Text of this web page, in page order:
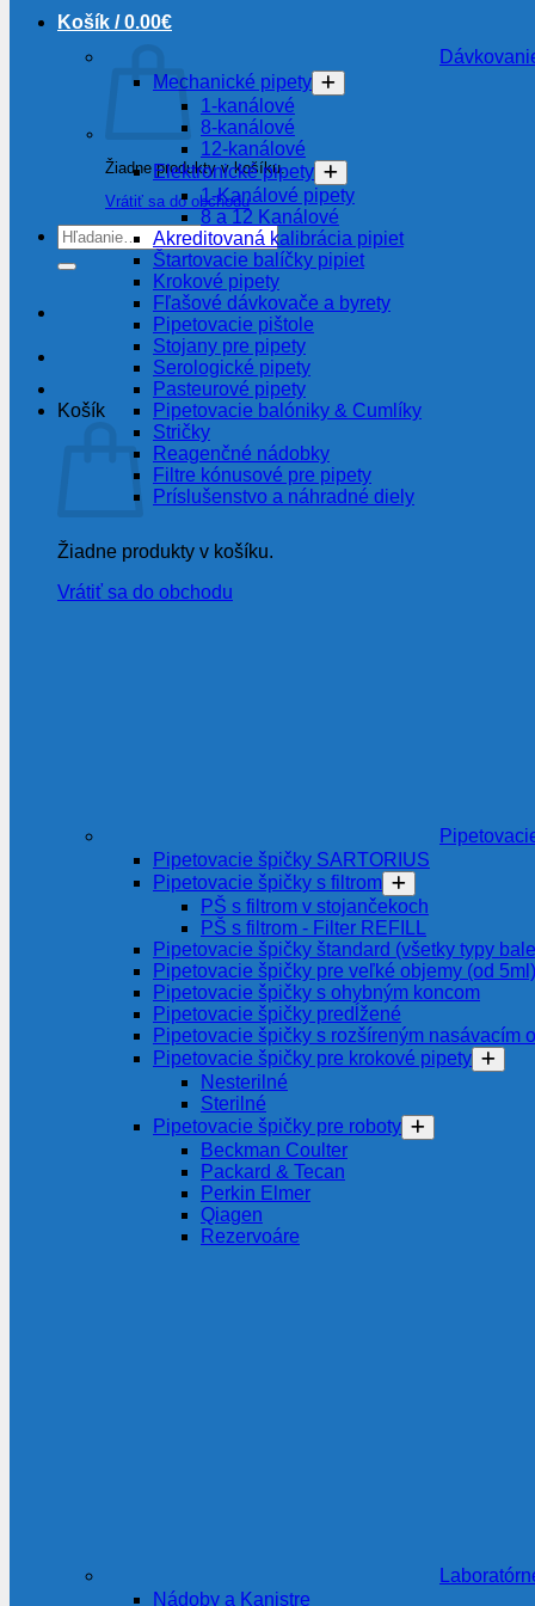
Košík /0.00€
Žiadne produkty v košíku.
Vrátiť sa do obchodu
Hľadať:
Košík
Žiadne produkty v košíku.
Vrátiť sa do obchodu
Mechanické pipety
1-kanálové
8-kanálové
12-kanálové
Elektronické pipety
1-Kanálové pipety
8 a 12 Kanálové
Akreditovaná kalibrácia pipiet
Štartovacie balíčky pipiet
Krokové pipety
Fľašové dávkovače a byrety
Pipetovacie pištole
Stojany pre pipety
Serologické pipety
Pasteurové pipety
Pipetovacie balóniky & Cumlíky
Stričky
Reagenčné nádobky
Filtre kónusové pre pipety
Príslušenstvo a náhradné diely
Pipetovacie špičky SARTORIUS
Pipetovacie špičky s filtrom
PŠ s filtrom v stojančekoch
PŠ s filtrom - Filter REFILL
Pipetovacie špičky štandard (všetky typy
Pipetovacie špičky pre veľké objemy (od 5ml)
Pipetovacie špičky s ohybným koncom
Pipetovacie špičky predĺžené
Pipetovacie špičky s rozšíreným nasávacím
Pipetovacie špičky pre krokové pipety
Nesterilné
Sterilné
Pipetovacie špičky pre roboty
Beckman Coulter
Packard & Tecan
Perkin Elmer
Qiagen
Rezervoáre
Nádoby a Kanistre